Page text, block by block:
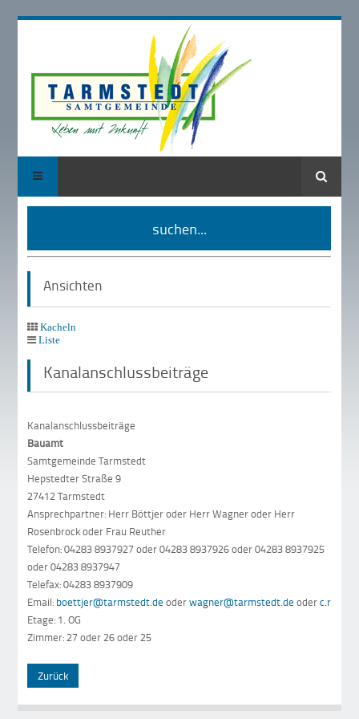
Suche
suchen...
Ansichten
Kacheln
Liste
Kanalanschlussbeiträge
Kanalanschlussbeiträge
Bauamt
Samtgemeinde Tarmstedt
Hepstedter Straße 9
27412 Tarmstedt
Ansprechpartner: Herr Böttjer oder Herr Wagner oder Herr
Rosenbrock oder Frau Reuther
Telefon: 04283 8937927 oder 04283 8937926 oder 04283 8937925
oder 04283 8937947
Telefax: 04283 8937909
Email: boettjer@tarmstedt.de oderwagner@tarmstedt.de oder
Etage: 1. OG
Zimmer: 27 oder 26 oder 25
Zurück